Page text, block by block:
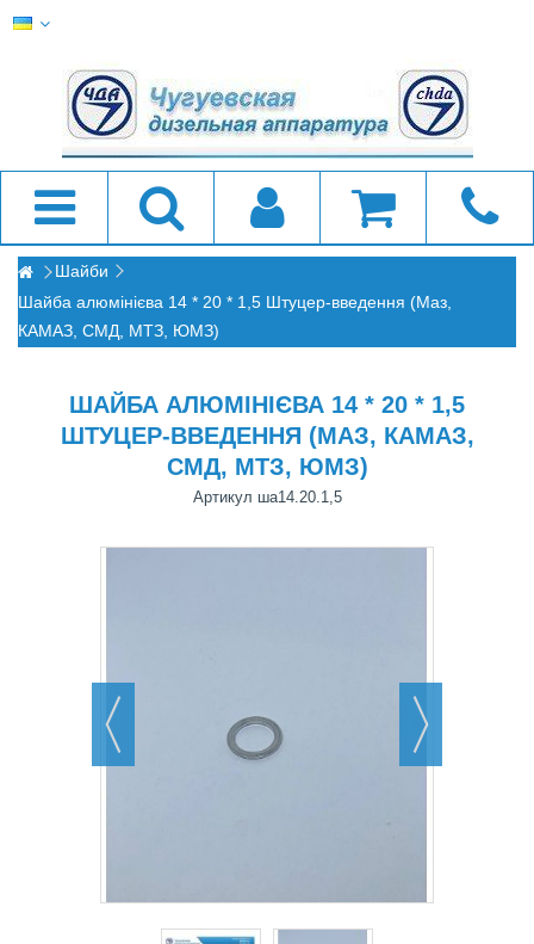
Шайби
Шайба алюмінієва 14 * 20 * 1,5 Штуцер-введення (Маз,
КАМАЗ, СМД, МТЗ, ЮМЗ)
ШАЙБА АЛЮМІНІЄВА 14 * 20 * 1,5
ШТУЦЕР-ВВЕДЕННЯ (МАЗ, КАМАЗ,
СМД, МТЗ, ЮМЗ)
Артикул ша14.20.1,5